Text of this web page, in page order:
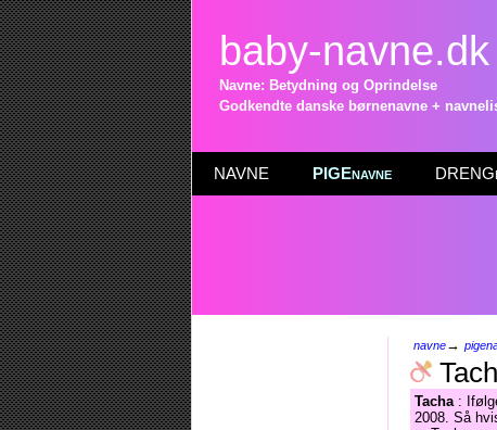
baby-navne.dk
Navne: Betydning og Oprindelse
Godkendte danske børnenavne +
NAVNE PIGEnavne
navne→
Tacha:
2008. Så